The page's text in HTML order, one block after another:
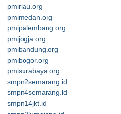
pmiriau.org
pmimedan.org
pmipalembang.org
pmijogja.org
pmibandung.org
pmibogor.org
pmisurabaya.org
smpn2semarang.id
smpn4semarang.id
smpn14jkt.id